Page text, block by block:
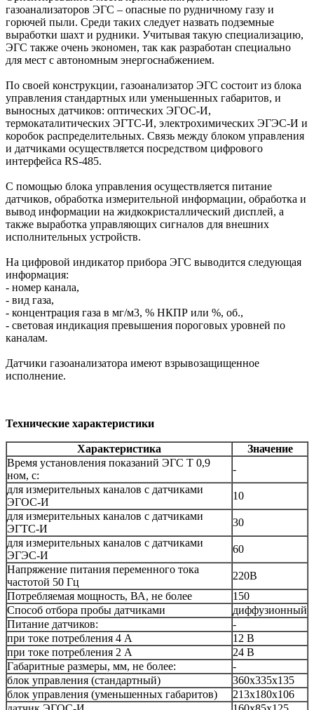
газоанализаторов ЭГС – опасные по рудничному газу и
горючей пыли. Среди таких следует назвать подземные
выработки шахт и рудники. Учитывая такую специализацию,
ЭГС также очень экономен, так как разработан специально
для мест с автономным энергоснабжением.
По своей конструкции, газоанализатор ЭГС состоит из блока
управления стандартных или уменьшенных габаритов, и
выносных датчиков: оптических ЭГОС-И,
термокаталитических ЭГТС-И, электрохимических ЭГЭС-И и
коробок распределительных. Связь между блоком управления
и датчиками осуществляется посредством цифрового
интерфейса RS-485.
С помощью блока управления осуществляется питание
датчиков, обработка измерительной информации, обработка и
вывод информации на жидкокристаллический дисплей, а
также выработка управляющих сигналов для внешних
исполнительных устройств.
На цифровой индикатор прибора ЭГС выводится следующая
информация:
- номер канала,
- вид газа,
- концентрация газа в мг/м3, % НКПР или %, об.,
- световая индикация превышения пороговых уровней по
каналам.
Датчики газоанализатора имеют взрывозащищенное
исполнение.
Технические характеристики
Характеристика
Значение
Время установления показаний ЭГС Т 0,9
ном, с:
-
для измерительных каналов с датчиками
ЭГОС-И
10
для измерительных каналов с датчиками
ЭГТС-И
30
для измерительных каналов с датчиками
ЭГЭС-И
60
Напряжение питания переменного тока
частотой 50 Гц
220В
Потребляемая мощность, ВА, не более
150
Способ отбора пробы датчиками
диффузионный
Питание датчиков:
-
при токе потребления 4 А
12 В
при токе потребления 2 А
24 В
Габаритные размеры, мм, не более:
-
блок управления (стандартный)
360х335х135
блок управления (уменьшенных габаритов)
213х180х106